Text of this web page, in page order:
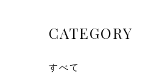
CATEGORY
すべて